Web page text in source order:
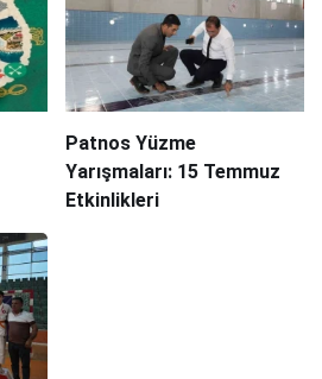
Patnos Yüzme
Yarışmaları: 15 Temmuz
Etkinlikleri